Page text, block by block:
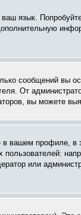
язык.
сообщений вы
От
вы можете
вашем профиле, в
или